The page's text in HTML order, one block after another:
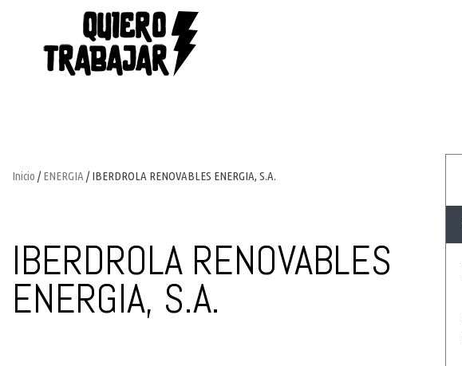
Inicio /ENERGIA / IBERDROLA RENOVABLES ENERGIA, S.A.
IBERDROLA RENOVABLES
ENERGIA, S.A.